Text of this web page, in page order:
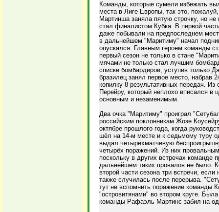
Команды, которые сумели избежать
места в Лиге Европы, так это,
Мартинша заняла пятую строчку, но
стал финалистом Кубка. В первой
даже побывали на предпоследнем
в дальнейшем "Маритиму" начал
опускался. Главным героем команды
первый сезон не только в стане
мячами не только стал лучшим
списке бомбардиров, уступив только
бразилец занял первое место, набрав
копилку 8 результативных передач.
Перейру, который неплохо вписался в
основным и незаменимым.
Два очка "Маритиму" проиграл
российским поклонникам Жозе
октябре прошлого года, когда
шёл на 14-м месте и к седьмому туру
выдал четырёхматчевую
четырёх поражений. Из них
поскольку в других встречах
дальнейшем таких провалов не было.
второй части сезона три встречи,
также случилась после перерыва.
тут не вспомнить поражение команды
"островитянами" во втором круге.
команды Рафаэль Мартинс забил на